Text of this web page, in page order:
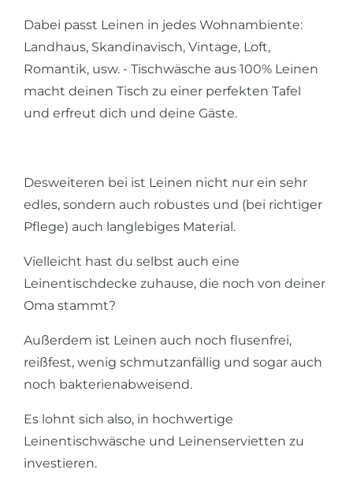
Dabei passt Leinen in jedes Wohnambiente:
Landhaus, Skandinavisch, Vintage, Loft,
Romantik, usw. - Tischwäsche aus 100% Leinen
macht deinen Tisch zu einer perfekten Tafel
und erfreut dich und deine Gäste.
Desweiteren bei ist Leinen nicht nur ein sehr
edles, sondern auch robustes und (bei richtiger
Pflege) auch langlebiges Material.
Vielleicht hast du selbst auch eine
Leinentischdecke zuhause, die noch von deiner
Oma stammt?
Außerdem ist Leinen auch noch flusenfrei,
reißfest, wenig schmutzanfällig und sogar auch
noch bakterienabweisend.
Es lohnt sich also, in hochwertige
Leinentischwäsche und Leinenservietten zu
investieren.